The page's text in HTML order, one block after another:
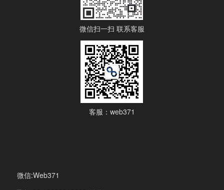
微信扫一扫 联系客服
客服：web371
微信:Web371